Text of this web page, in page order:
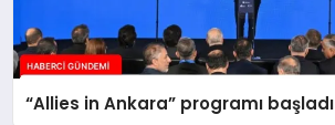
“Allies in Ankara” programı başladı